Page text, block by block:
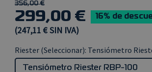
356,00 €
299,00 € 16% de
(247,11 € SIN IVA)
Riester (Seleccionar): Tensiómetro